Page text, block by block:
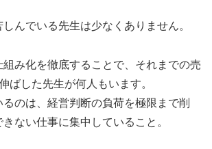
んでいる先生は少なくありません。
み化を徹底することで、それまでの売
ばした先生が何人もいます。
のは、経営判断の負荷を極限まで削
ない仕事に集中していること。